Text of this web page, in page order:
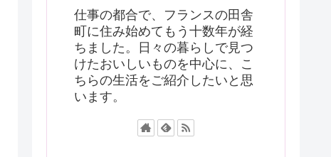
仕事の都合で、フランスの田舎
町に住み始めてもう十数年が経
ちました。日々の暮らしで見つ
けたおいしいものを中心に、こ
ちらの生活をご紹介したいと思
います。